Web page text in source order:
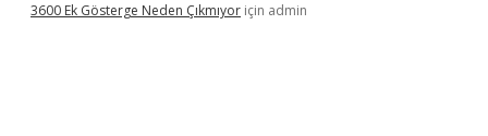
3600 Ek Gösterge Neden Çıkmıyor için admin